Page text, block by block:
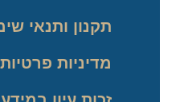
תקנון ותנאי שימוש
מדיניות פרטיות